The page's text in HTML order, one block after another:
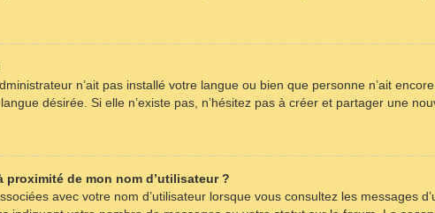
n’ait pas installé votre langue ou bien que personne n’ait
désirée. Si elle n’existe pas, n’hésitez pas à créer et partager une
de mon nom d’utilisateur ?
avec votre nom d’utilisateur lorsque vous consultez les messages